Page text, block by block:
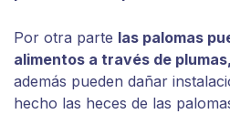
Por otra parte las palomas
alimentos a través de
además pueden dañar
hecho las heces de las